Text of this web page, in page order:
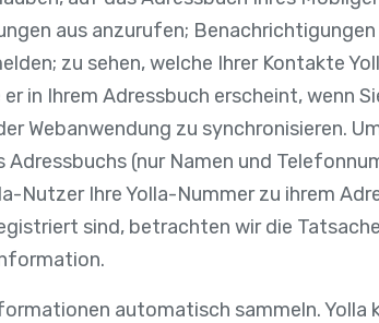
aus anzurufen;
zu sehen, welche Ihrer Kontakte
in Ihrem Adressbuch erscheint, wenn
Webanwendung zu synchronisieren.
Adressbuchs (nur Namen und
Nutzer Ihre Yolla-Nummer zu ihrem
sind, betrachten wir die
automatisch sammeln. Yolla